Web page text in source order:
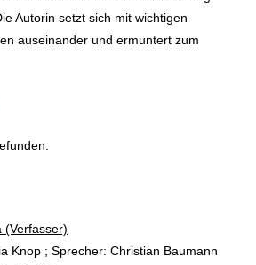
Autorin setzt sich mit wichtigen
auseinander und ermuntert zum
diesem Verfasser
(Verfasser)
Knop ; Sprecher: Christian Baumann